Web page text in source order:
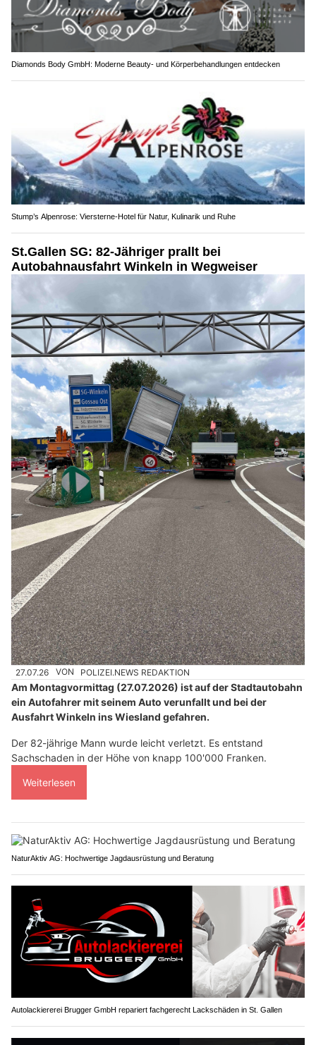
Diamonds Body GmbH: Moderne Beauty- und Körperbehandlungen entdecken
Stump’s Alpenrose: Viersterne-Hotel für Natur, Kulinarik und Ruhe
St.Gallen SG: 82-Jähriger prallt bei
Autobahnausfahrt Winkeln in Wegweiser
27.07.26 VON POLIZEI.NEWS REDAKTION
Am Montagvormittag (27.07.2026) ist auf der Stadtautobahn
ein Autofahrer mit seinem Auto verunfallt und bei der
Ausfahrt Winkeln ins Wiesland gefahren.
Der 82-jährige Mann wurde leicht verletzt. Es entstand
Sachschaden in der Höhe von knapp 100'000 Franken.
Weiterlesen
NaturAktiv AG: Hochwertige Jagdausrüstung und Beratung
Autolackiererei Brugger GmbH repariert fachgerecht Lackschäden in St. Gallen